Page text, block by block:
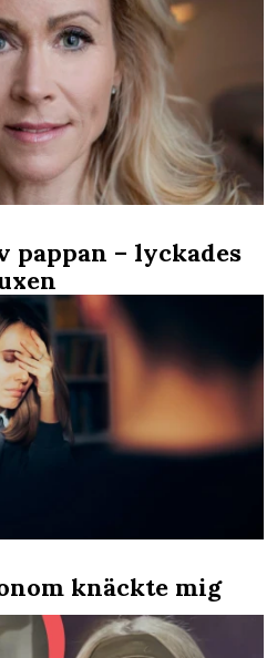
pappan – lyckades
knäckte mig